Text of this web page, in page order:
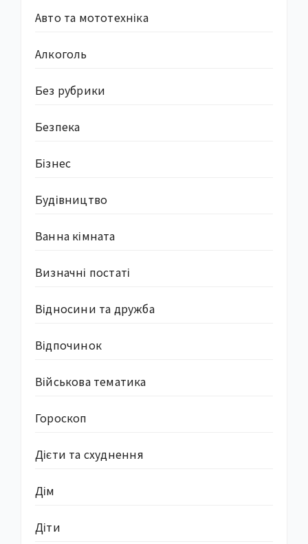
Авто та мототехніка
Алкоголь
Без рубрики
Безпека
Бізнес
Будівництво
Ванна кімната
Визначні постаті
Відносини та дружба
Відпочинок
Військова тематика
Гороскоп
Дієти та схуднення
Дім
Діти